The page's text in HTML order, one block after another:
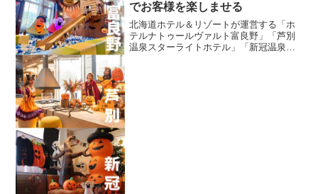
でお客様を楽しませる
北海道ホテル＆リゾートが運営する「ホ
テルナトゥールヴァルト富良野」「芦別
温泉スターライトホテル」「新冠温泉ホ